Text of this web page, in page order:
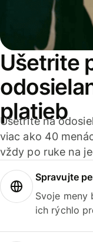
Ušetrite
platieb
Ušetrite na
viac ako 40
vždy po ruke na
Spravujte
Svoje meny
ich rýchlo